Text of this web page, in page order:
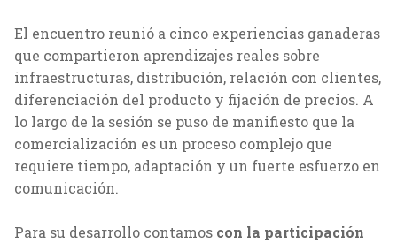
El encuentro reunió a cinco experiencias ganaderas
que compartieron aprendizajes reales sobre
infraestructuras, distribución, relación con clientes,
diferenciación del producto y fijación de precios. A
lo largo de la sesión se puso de manifiesto que la
comercialización es un proceso complejo que
requiere tiempo, adaptación y un fuerte esfuerzo en
comunicación.
Para su desarrollo contamos con la participación